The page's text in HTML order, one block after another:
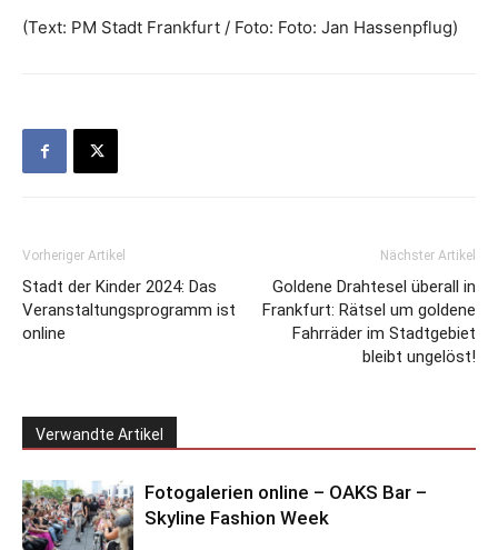
(Text: PM Stadt Frankfurt / Foto: Foto: Jan Hassenpflug)
Vorheriger Artikel
Stadt der Kinder 2024: Das
Veranstaltungsprogramm ist
online
Nächster Artikel
Goldene Drahtesel überall in
Frankfurt: Rätsel um goldene
Fahrräder im Stadtgebiet
bleibt ungelöst!
Verwandte Artikel
Fotogalerien online – OAKS Bar –
Skyline Fashion Week